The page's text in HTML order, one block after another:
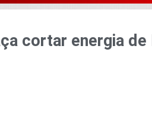
cortar energia de